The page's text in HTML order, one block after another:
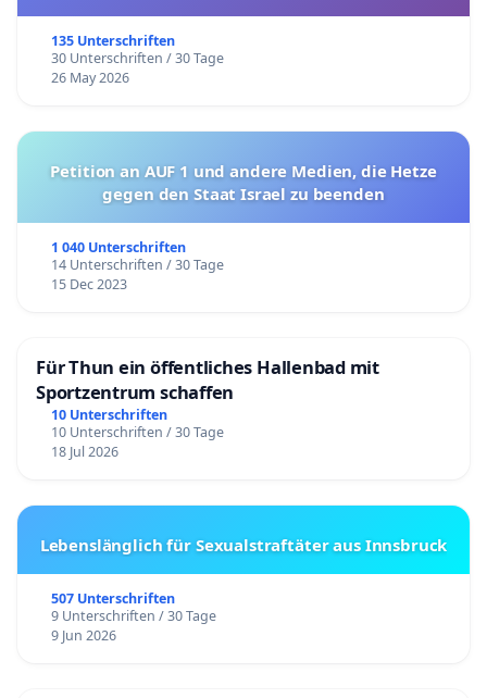
135 Unterschriften
30 Unterschriften / 30 Tage
26 May 2026
Petition an AUF 1 und andere Medien, die Hetze
gegen den Staat Israel zu beenden
1 040 Unterschriften
14 Unterschriften / 30 Tage
15 Dec 2023
Für Thun ein öffentliches Hallenbad mit
Sportzentrum schaffen
10 Unterschriften
10 Unterschriften / 30 Tage
18 Jul 2026
Lebenslänglich für Sexualstraftäter aus Innsbruck
507 Unterschriften
9 Unterschriften / 30 Tage
9 Jun 2026